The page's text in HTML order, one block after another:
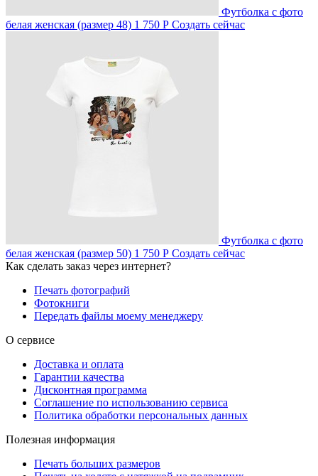
Футболка с фото
белая женская (размер 48) 1 750 Р Создать сейчас
Футболка с фото
белая женская (размер 50) 1 750 Р Создать сейчас
Как сделать заказ через интернет?
Печать фотографий
Фотокниги
Передать файлы моему менеджеру
О сервисе
Доставка и оплата
Гарантии качества
Дисконтная программа
Соглашение по использованию сервиса
Политика обработки персональных данных
Полезная информация
Печать больших размеров